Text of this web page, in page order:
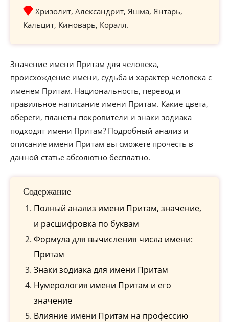
Хризолит, Александрит, Яшма, Янтарь,
Кальцит, Киноварь, Коралл.
Значение имени Притам для человека,
происхождение имени, судьба и характер человека с
именем Притам. Национальность, перевод и
правильное написание имени Притам. Какие цвета,
обереги, планеты покровители и знаки зодиака
подходят имени Притам? Подробный анализ и
описание имени Притам вы сможете прочесть в
данной статье абсолютно бесплатно.
Содержание
Полный анализ имени Притам, значение,
и расшифровка по буквам
Формула для вычисления числа имени:
Притам
Знаки зодиака для имени Притам
Нумерология имени Притам и его
значение
Влияние имени Притам на профессию